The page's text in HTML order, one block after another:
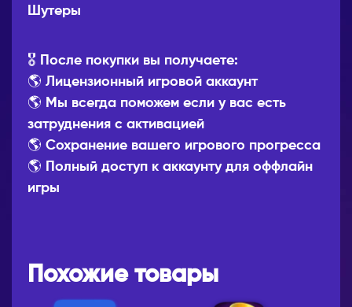
Шутеры
🎖️ После покупки вы получаете:
🌎 Лицензионный игровой аккаунт
🌎 Мы всегда поможем если у вас есть
затруднения с активацией
🌎 Сохранение вашего игрового прогресса
🌎 Полный доступ к аккаунту для оффлайн
игры
Похожие товары